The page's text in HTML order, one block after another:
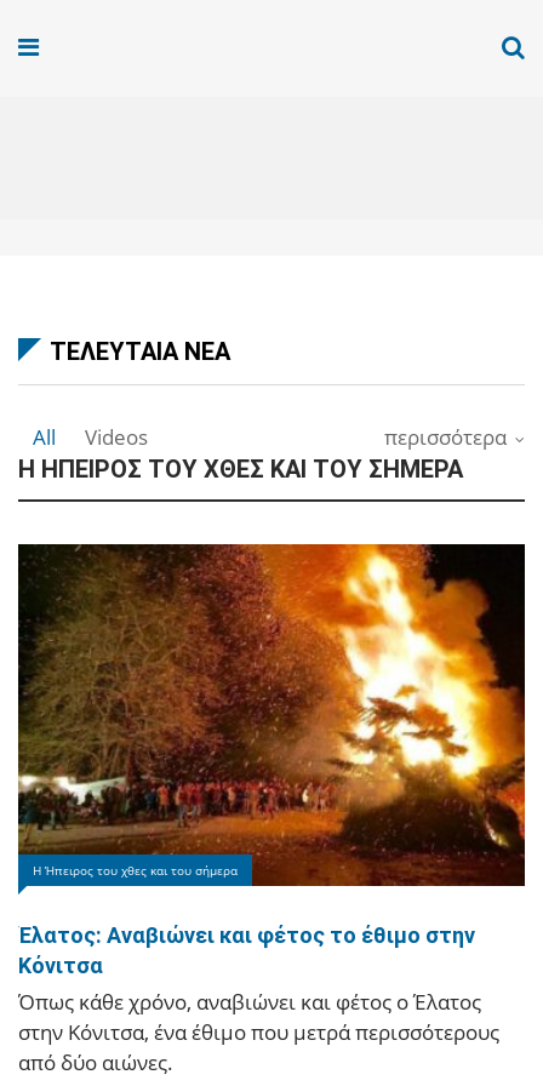
ΤΕΛΕΥΤΑΙΑ ΝΕΑ
All Videos περισσότερα
Ιωάννινα
Φωτιά στον Παρακάλαμο Ιωαννίνων
Πυρκαγιά έχει ξεσπάσει σε χορτολιβαδική έκταση
στον Παρακάλαμο Δήμου Πωγωνίου.
Η ΗΠΕΙΡΟΣ ΤΟΥ ΧΘΕΣ ΚΑΙ ΤΟΥ ΣΗΜΕΡΑ
Η Ήπειρος του χθες και του σήμερα
Έλατος: Αναβιώνει και φέτος το έθιμο στην
Κόνιτσα
Όπως κάθε χρόνο, αναβιώνει και φέτος ο Έλατος
στην Κόνιτσα, ένα έθιμο που μετρά περισσότερους
από δύο αιώνες.